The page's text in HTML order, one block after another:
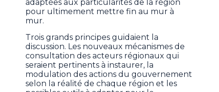
adaptées aux particularités de la région
pour ultimement mettre fin au mur à
mur.
Trois grands principes guidaient la
discussion. Les nouveaux mécanismes de
consultation des acteurs régionaux qui
seraient pertinents à instaurer, la
modulation des actions du gouvernement
selon la réalité de chaque région et les